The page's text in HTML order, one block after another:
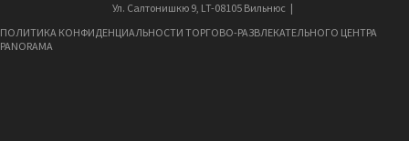
Ул. Салтонишкю 9, LT-08105 Вильнюс
ПОЛИТИКА КОНФИДЕНЦИАЛЬНОСТИ ТОРГОВО-РАЗВЛЕКАТЕЛЬНОГО ЦЕНТРА
PANORAMA